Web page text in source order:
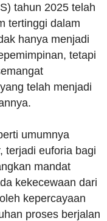
tahun 2025 telah
tertinggi dalam
hanya menjadi
tetapi
telah menjadi
umumnya
terjadi euforia bagi
mandat
kekecewaan dari
kepercayaan
proses berjalan